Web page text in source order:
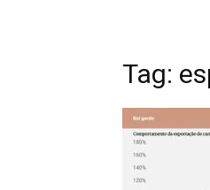
Tag: